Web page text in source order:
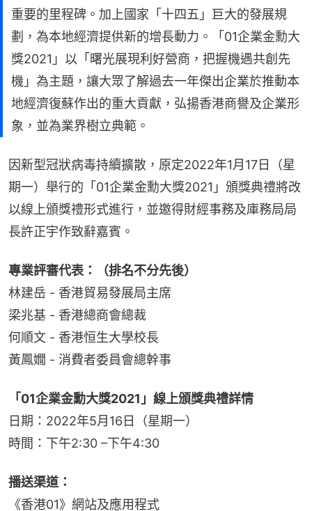
重要的里程碑。加上國家「十四五」巨大的發展規
劃，為本地經濟提供新的增長動力。「01企業金勳大
獎2021」以「曙光展現利好營商，把握機遇共創先
機」為主題，讓大眾了解過去一年傑出企業於推動本
地經濟復蘇作出的重大貢獻，弘揚香港商譽及企業形
象，並為業界樹立典範。
因新型冠狀病毒持續擴散，原定2022年1月17日（星
期一）舉行的「01企業金勳大獎2021」頒獎典禮將改
以線上頒獎禮形式進行，並邀得財經事務及庫務局局
長許正宇作致辭嘉賓。
專業評審代表：（排名不分先後）
林建岳 - 香港貿易發展局主席
梁兆基 - 香港總商會總裁
何順文 - 香港恒生大學校長
黃鳳嫺 - 消費者委員會總幹事
「01企業金勳大獎2021」線上頒獎典禮詳情
日期：2022年5月16日（星期一）
時間：下午2:30 –下午4:30
播送渠道：
《香港01》網站及應用程式